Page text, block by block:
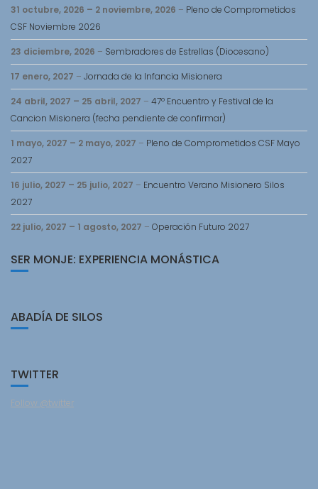
31 octubre, 2026 – 2 noviembre, 2026 – Pleno de Comprometidos
CSF Noviembre 2026
23 diciembre, 2026 – Sembradores de Estrellas (Diocesano)
17 enero, 2027 – Jornada de la Infancia Misionera
24 abril, 2027 – 25 abril, 2027 – 47º Encuentro y Festival de la
Cancion Misionera (fecha pendiente de confirmar)
1 mayo, 2027 – 2 mayo, 2027 – Pleno de Comprometidos CSF Mayo
2027
16 julio, 2027 – 25 julio, 2027 – Encuentro Verano Misionero Silos
2027
22 julio, 2027 – 1 agosto, 2027 – Operación Futuro 2027
SER MONJE: EXPERIENCIA MONÁSTICA
ABADÍA DE SILOS
TWITTER
Follow @twitter